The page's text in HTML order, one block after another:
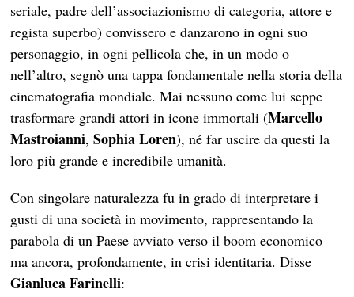
seriale, padre dell’associazionismo di categoria, attore e
regista superbo) convissero e danzarono in ogni suo
personaggio, in ogni pellicola che, in un modo o
nell’altro, segnò una tappa fondamentale nella storia della
cinematografia mondiale. Mai nessuno come lui seppe
trasformare grandi attori in icone immortali (Marcello
Mastroianni,Sophia Loren), né far uscire da questi la
loro più grande e incredibile umanità.
Con singolare naturalezza fu in grado di interpretare i
gusti di una società in movimento, rappresentando la
parabola di un Paese avviato verso il boom economico
ma ancora, profondamente, in crisi identitaria. Disse
Gianluca Farinelli: